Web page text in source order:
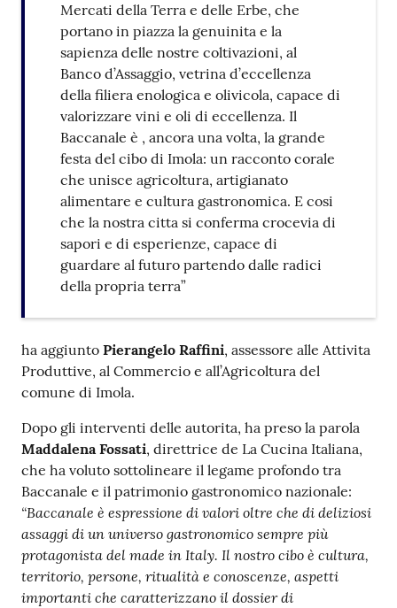
Mercati della Terra e delle Erbe, che
portano in piazza la genuinita e la
sapienza delle nostre coltivazioni, al
Banco d’Assaggio, vetrina d’eccellenza
della filiera enologica e olivicola, capace di
valorizzare vini e oli di eccellenza. Il
Baccanale è , ancora una volta, la grande
festa del cibo di Imola: un racconto corale
che unisce agricoltura, artigianato
alimentare e cultura gastronomica. E cosi
che la nostra citta si conferma crocevia di
sapori e di esperienze, capace di
guardare al futuro partendo dalle radici
della propria terra”
ha aggiunto Pierangelo Raffini, assessore alle Attivita
Produttive, al Commercio e all’Agricoltura del
comune di Imola.
Dopo gli interventi delle autorita, ha preso la parola
Maddalena Fossati, direttrice de La Cucina Italiana,
che ha voluto sottolineare il legame profondo tra
Baccanale e il patrimonio gastronomico nazionale:
“Baccanale è espressione di valori oltre che di deliziosi
assaggi di un universo gastronomico sempre più
protagonista del made in Italy. Il nostro cibo è cultura,
territorio, persone, ritualità e conoscenze, aspetti
importanti che caratterizzano il dossier di